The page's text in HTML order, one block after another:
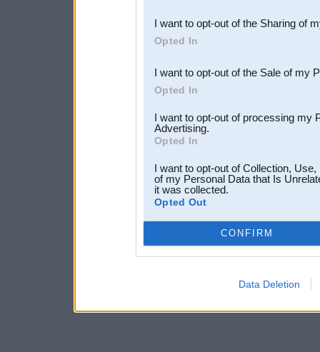
Downstream Participants
third parties.
I want to opt-out of the Sharing of
Opted In
I want to opt-out of the Sale of my
Opted In
I want to opt-out of processing my
Advertising.
Opted In
I want to opt-out of Collection,
of my Personal Data that Is
it was collected.
Opted Out
CONFIRM
Data Deletion